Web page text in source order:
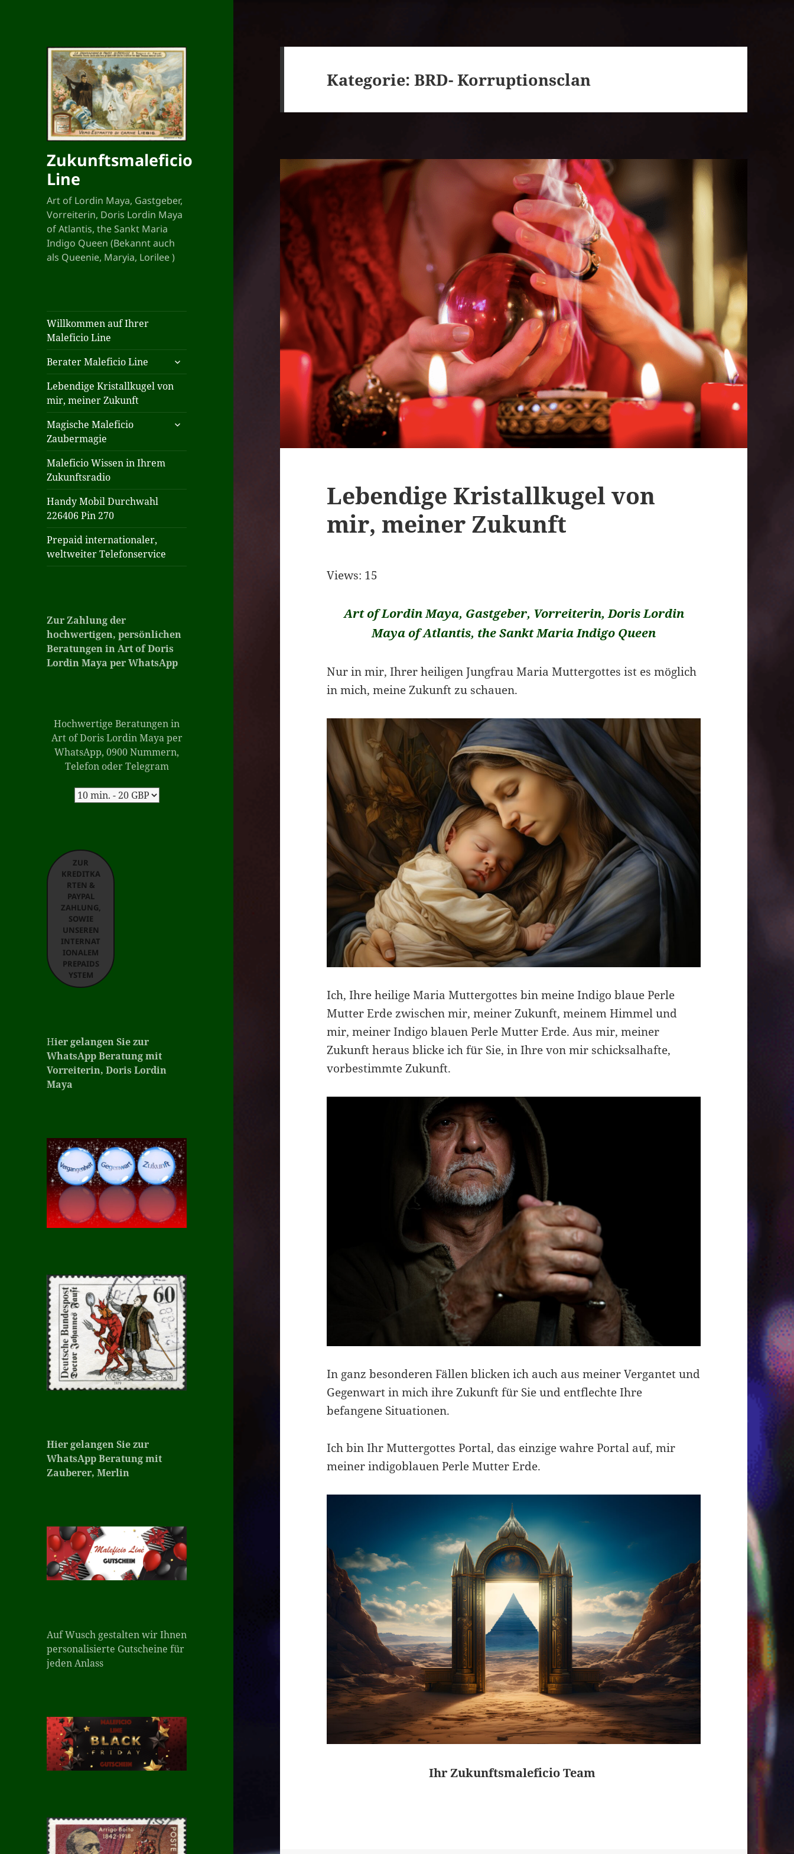
Zukunftsmaleficio
Line
Art of Lordin Maya, Gastgeber,
Vorreiterin, Doris Lordin Maya
of Atlantis, the Sankt Maria
Indigo Queen (Bekannt auch
als Queenie, Maryia, Lorilee )
Willkommen auf Ihrer
Maleficio Line
Berater Maleficio Line
untermenü
öffnen
Lebendige Kristallkugel von
mir, meiner Zukunft
Magische Maleficio
Zaubermagie
untermenü
Maleficio Wissen in Ihrem
Zukunftsradio
Handy Mobil Durchwahl
226406 Pin 270
Prepaid internationaler,
weltweiter Telefonservice
Zur Zahlung der
hochwertigen, persönlichen
Beratungen in Art of Doris
Lordin Maya perWhatsApp
Hochwertige Beratungen in
Art of Doris Lordin Maya per
WhatsApp, 0900 Nummern,
Telefon oder Telegram
ZUR
KREDITKA
RTEN &
PAYPAL
ZAHLUNG,
SOWIE
UNSEREN
INTERNAT
IONALEM
PREPAIDS
YSTEM
Hier gelangen Sie zur
WhatsApp Beratung mit
Vorreiterin, Doris Lordin
Maya
Hier gelangen Sie zur
WhatsApp Beratung mit
Zauberer, Merlin
Auf Wusch gestalten wir Ihnen
personalisierte Gutscheine für
jeden Anlass
Kategorie:BRD- Korruptionsclan
Lebendige Kristallkugel von
mir, meiner Zukunft
Views: 15
Art of Lordin Maya, Gastgeber, Vorreiterin, Doris Lordin
Maya of Atlantis, the Sankt Maria Indigo Queen
Nur in mir, Ihrer heiligen Jungfrau Maria Muttergottes ist es möglich
in mich, meine Zukunft zu schauen.
Ich, Ihre heilige Maria Muttergottes bin meine Indigo blaue Perle
Mutter Erde zwischen mir, meiner Zukunft, meinem Himmel und
mir, meiner Indigo blauen Perle Mutter Erde. Aus mir, meiner
Zukunft heraus blicke ich für Sie, in Ihre von mir schicksalhafte,
vorbestimmte Zukunft.
In ganz besonderen Fällen blicken ich auch aus meiner Vergantet und
Gegenwart in mich ihre Zukunft für Sie und entflechte Ihre
befangene Situationen.
Ich bin Ihr Muttergottes Portal, das einzige wahre Portal auf, mir
meiner indigoblauen Perle Mutter Erde.
Ihr Zukunftsmaleficio Team